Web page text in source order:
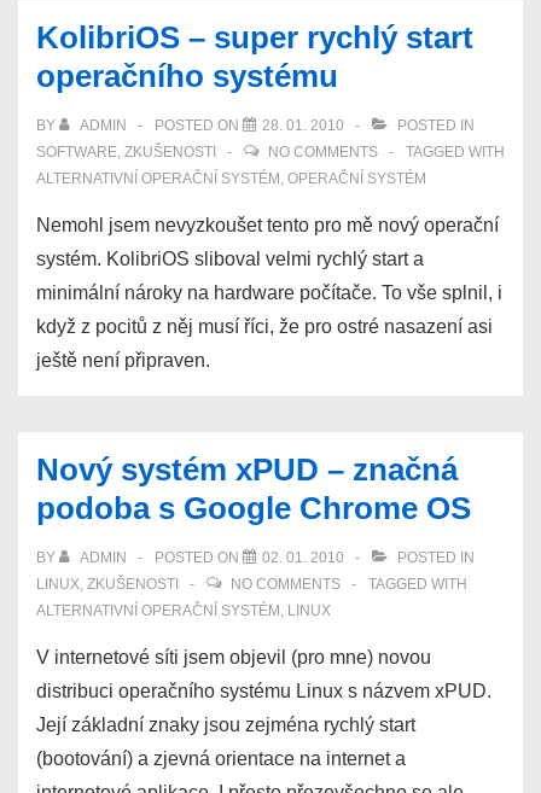
KolibriOS – super rychlý start
operačního systému
BY ADMIN POSTED ON 28. 01. 2010
POSTED IN
SOFTWARE, ZKUŠENOSTI NO COMMENTS
TAGGED WITH
ALTERNATIVNÍ OPERAČNÍ SYSTÉM , OPERAČNÍ SYSTÉM
Nemohl jsem nevyzkoušet tento pro mě nový operační
systém. KolibriOS sliboval velmi rychlý start a
minimální nároky na hardware počítače. To vše splnil, i
když z pocitů z něj musí říci, že pro ostré nasazení asi
ještě není připraven.
Nový systém xPUD – značná
podoba s Google Chrome OS
BY ADMIN POSTED ON 02. 01. 2010
POSTED IN
LINUX, ZKUŠENOSTI NO COMMENTS
TAGGED WITH
ALTERNATIVNÍ OPERAČNÍ SYSTÉM , LINUX
V internetové síti jsem objevil (pro mne) novou
distribuci operačního systému Linux s názvem xPUD.
Její základní znaky jsou zejména rychlý start
(bootování) a zjevná orientace na internet a